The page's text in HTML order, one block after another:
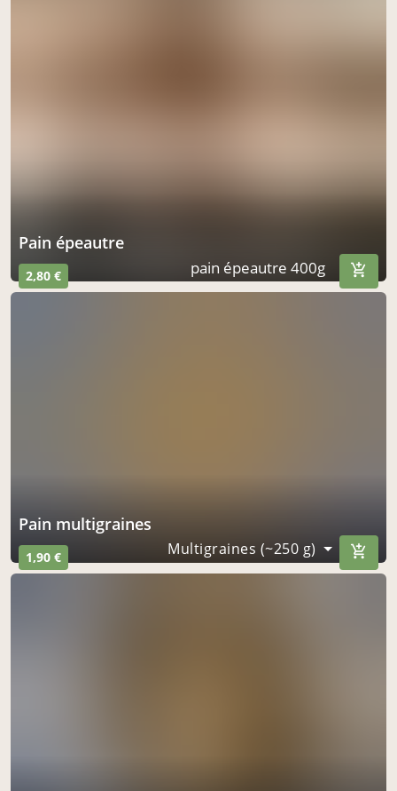
pain épeautre
2,80 € pain épeautre 400g
pain multigraines
1,90 € Multigraines (~250 g)